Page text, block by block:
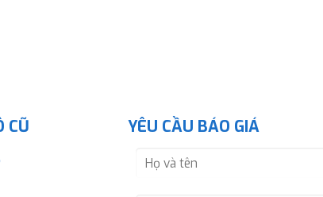
CŨ YÊU CẦU BÁO GIÁ